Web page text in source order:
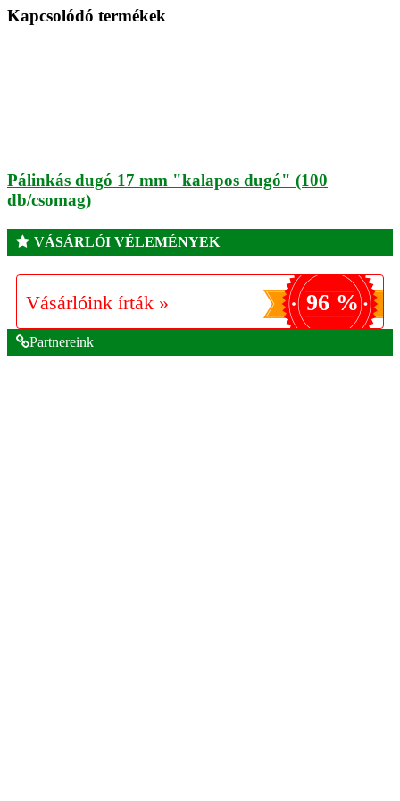
Kapcsolódó termékek
Pálinkás dugó 17 mm "kalapos dugó" (100
db/csomag)
VÁSÁRLÓI VÉLEMÉNYEK
Vásárlóink írták » 96 %
Partnereink